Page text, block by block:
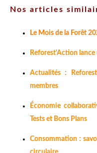
Nos articles
Le Mois de la Forêt
Reforest'Action
Actualités :
membres
Économie
Tests et Bons Plans
Consommation :